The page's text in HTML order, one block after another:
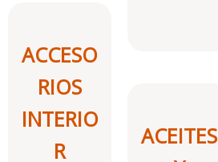
ACCESO
RIOS
INTERIO
R
ACEITES